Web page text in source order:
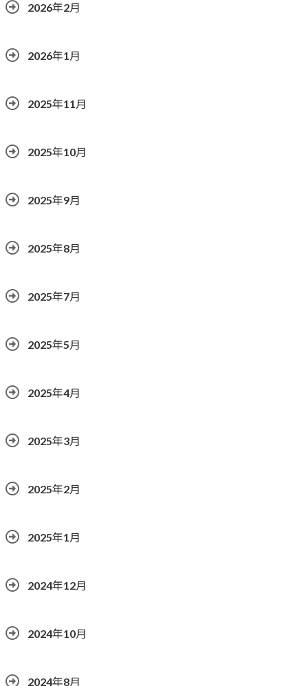
2026年2月
2026年1月
2025年11月
2025年10月
2025年9月
2025年8月
2025年7月
2025年5月
2025年4月
2025年3月
2025年2月
2025年1月
2024年12月
2024年10月
2024年8月